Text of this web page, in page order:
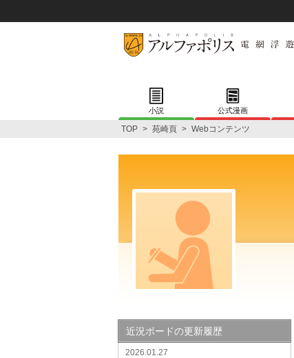
小説 公式漫画
TOP > 苑崎頁 > Webコンテンツ
近況ボードの更新履歴
2026.01.27